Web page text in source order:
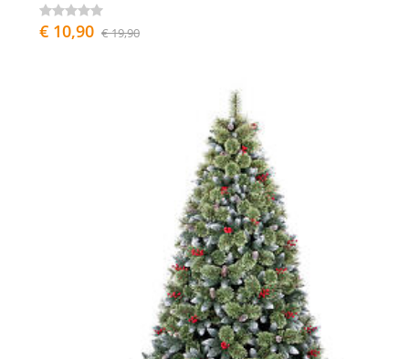
€ 10,90 € 19,90